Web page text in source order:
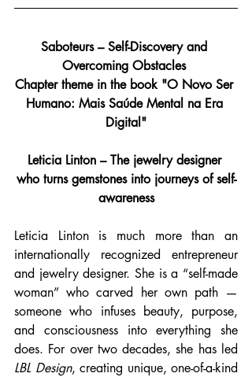
Saboteurs – Self-Discovery and
Overcoming Obstacles
Chapter theme in the book "O Novo Ser
Humano: Mais Saúde Mental na Era
Digital"
Leticia Linton – The jewelry designer
who turns gemstones into journeys of self-
awareness
Leticia Linton is much more than an
internationally recognized entrepreneur
and jewelry designer. She is a “self-made
woman” who carved her own path —
someone who infuses beauty, purpose,
and consciousness into everything she
LBL Design, creating unique, one-of-a-kind